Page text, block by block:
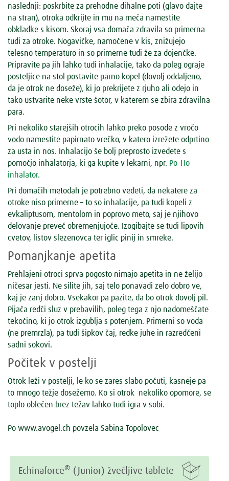
naslednji: poskrbite za prehodne dihalne poti (glavo dajte
na stran), otroka odkrijte in mu na meča namestite
obkladke s kisom. Skoraj vsa domača zdravila so primerna
tudi za otroke. Nogavičke, namočene v kis, znižujejo
telesno temperaturo in so primerne tudi že za dojenčke.
Pripravite pa jih lahko tudi inhalacije, tako da poleg ograje
posteljice na stol postavite parno kopel (dovolj oddaljeno,
da je otrok ne doseže), ki jo prekrijete z rjuho ali odejo in
tako ustvarite neke vrste šotor, v katerem se zbira zdravilna
para.
Pri nekoliko starejših otrocih lahko preko posode z vročo
vodo namestite papirnato vrečko, v katero izrežete odprtino
za usta in nos. Inhalacijo še bolj preprosto izvedete s
pomočjo inhalatorja, ki ga kupite v lekarni, npr. Po-Ho
inhalator.
Pri domačih metodah je potrebno vedeti, da nekatere za
otroke niso primerne – to so inhalacije, pa tudi kopeli z
evkaliptusom, mentolom in poprovo meto, saj je njihovo
delovanje preveč obremenjujoče. Izogibajte se tudi lipovih
cvetov, listov slezenovca ter iglic pinij in smreke.
Pomanjkanje apetita
Prehlajeni otroci sprva pogosto nimajo apetita in ne želijo
ničesar jesti. Ne silite jih, saj telo ponavadi zelo dobro ve,
kaj je zanj dobro. Vsekakor pa pazite, da bo otrok dovolj pil.
Pijača redči sluz v prebavilih, poleg tega z njo nadomeščate
tekočino, ki jo otrok izgublja s potenjem. Primerni so voda
(ne premrzla), pa tudi šipkov čaj, redke juhe in razredčeni
sadni sokovi.
Počitek v postelji
Otrok leži v postelji, le ko se zares slabo počuti, kasneje pa
to mnogo težje dosežemo. Ko si otrok nekoliko opomore, se
toplo oblečen brez težav lahko tudi igra v sobi.
Po www.avogel.ch povzela Sabina Topolovec

Echinaforce® (Junior) žvečljive tablete